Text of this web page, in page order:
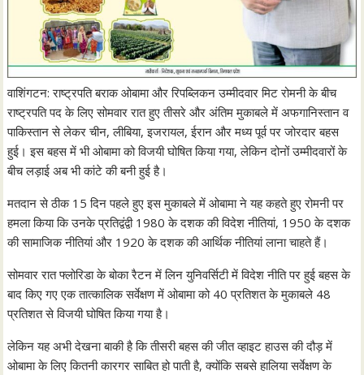
वाशिंगटन: राष्ट्रपति बराक ओबामा और रिपब्लिकन उम्मीदवार मिट रोमनी के बीच
राष्ट्रपति पद के लिए सोमवार रात हुए तीसरे और अंतिम मुकाबले में अफगानिस्तान व
पाकिस्तान से लेकर चीन, लीबिया, इजरायल, ईरान और मध्य पूर्व पर जोरदार बहस
हुई। इस बहस में भी ओबामा को विजयी घोषित किया गया, लेकिन दोनों उम्मीदवारों के
बीच लड़ाई अब भी कांटे की बनी हुई है।
मतदान से ठीक 15 दिन पहले हुए इस मुकाबले में ओबामा ने यह कहते हुए रोमनी पर
हमला किया कि उनके प्रतिद्वंद्वी 1980 के दशक की विदेश नीतियां, 1950 के दशक
की सामाजिक नीतियां और 1920 के दशक की आर्थिक नीतियां लाना चाहते हैं।
सोमवार रात फ्लोरिडा के बोका रैटन में लिन युनिवर्सिटी में विदेश नीति पर हुई बहस के
बाद किए गए एक तात्कालिक सर्वेक्षण में ओबामा को 40 प्रतिशत के मुकाबले 48
प्रतिशत से विजयी घोषित किया गया है।
लेकिन यह अभी देखना बाकी है कि तीसरी बहस की जीत व्हाइट हाउस की दौड़ में
ओबामा के लिए कितनी कारगर साबित हो पाती है, क्योंकि सबसे हालिया सर्वेक्षण के